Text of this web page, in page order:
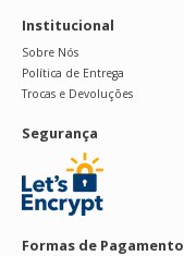
Institucional
Sobre Nós
Política de Entrega
Trocas e Devoluções
Segurança
Formas de Pagamento